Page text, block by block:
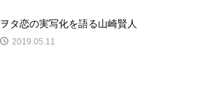
ヲタ恋の実写化を語る山崎賢人
2019.05.11